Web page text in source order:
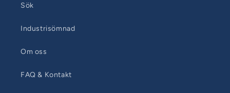
Sök
Industrisömnad
Om oss
FAQ & Kontakt